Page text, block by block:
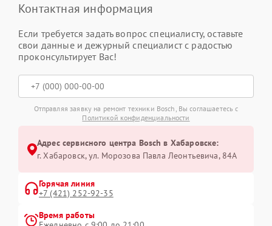
Контактная информация
Если требуется задать вопрос специалисту, оставьте
свои данные и дежурный специалист с радостью
проконсультирует Вас!
Отправляя заявку на ремонт техники Bosch, Вы соглашаетесь с
Политикой конфиденциальности
Адрес сервисного центра Bosch в Хабаровске:
г. Хабаровск, ул. Морозова Павла Леонтьевича, 84А
Горячая линия
+7 (421) 252-92-35
Время работы